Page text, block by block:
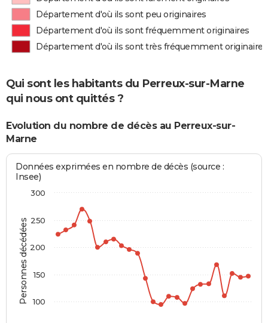
Département d'où ils sont peu originaires
Département d'où ils sont fréquemment originaires
Département d'où ils sont très fréquemment originaires
Qui sont les habitants du Perreux-sur-Marne
qui nous ont quittés ?
Evolution du nombre de décès au Perreux-sur-
Marne
Personnes décédées
Données exprimées en nombre de décès (source :
Insee)
100
150
200
250
300